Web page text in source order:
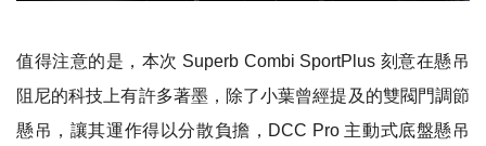
值得注意的是，本次 Superb Combi SportPlus 刻意在懸吊
阻尼的科技上有許多著墨，除了小葉曾經提及的雙閥門調節
懸吊，讓其運作得以分散負擔，DCC Pro 主動式底盤懸吊